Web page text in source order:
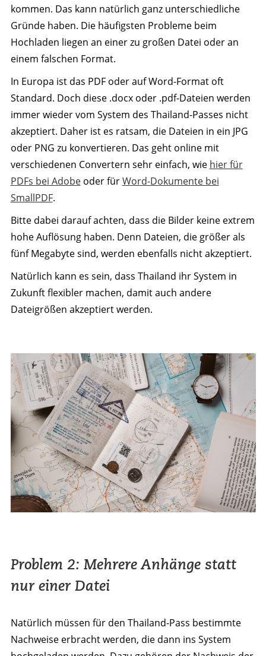
kommen. Das kann natürlich ganz unterschiedliche
Gründe haben. Die häufigsten Probleme beim
Hochladen liegen an einer zu großen Datei oder an
einem falschen Format.
In Europa ist das PDF oder auf Word-Format oft
Standard. Doch diese .docx oder .pdf-Dateien werden
immer wieder vom System des Thailand-Passes nicht
akzeptiert. Daher ist es ratsam, die Dateien in ein JPG
oder PNG zu konvertieren. Das geht online mit
verschiedenen Convertern sehr einfach, wie hier für
PDFs bei Adobeoder fürWord-Dokumente bei
SmallPDF.
Bitte dabei darauf achten, dass die Bilder keine extrem
hohe Auflösung haben. Denn Dateien, die größer als
fünf Megabyte sind, werden ebenfalls nicht akzeptiert.
Natürlich kann es sein, dass Thailand ihr System in
Zukunft flexibler machen, damit auch andere
Dateigrößen akzeptiert werden.
Problem 2: Mehrere Anhänge statt
nur einer Datei
Natürlich müssen für den Thailand-Pass bestimmte
Nachweise erbracht werden, die dann ins System